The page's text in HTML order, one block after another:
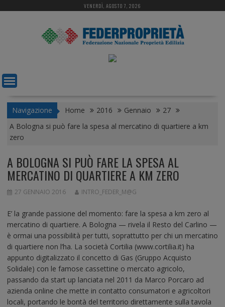
c
o
VENERDÌ, AGOSTO 7, 2026
Navigazione Home 2016 Gennaio
27
A Bologna si può fare la spesa al mercatino di quartiere a km
zero
A BOLOGNA SI PUÒ FARE LA SPESA AL
MERCATINO DI QUARTIERE A KM ZERO
27 GENNAIO 2016 INTRO_FEDER_M@G
E’ la grande passione del momento: fare la spesa a km zero al
mercatino di quartiere. A Bologna — rivela il Resto del Carlino —
è ormai una possibilità per tutti, soprattutto per chi un mercatino
di quartiere non l’ha. La società Cortilia (www.cortilia.it) ha
appunto digitalizzato il concetto di Gas (Gruppo Acquisto
Solidale) con le famose cassettine o mercato agricolo,
passando da start up lanciata nel 2011 da Marco Porcaro ad
azienda online che mette in contatto consumatori e agricoltori
locali, portando le bontà del territorio direttamente sulla tavola